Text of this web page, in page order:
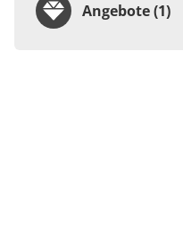
Angebote (1)